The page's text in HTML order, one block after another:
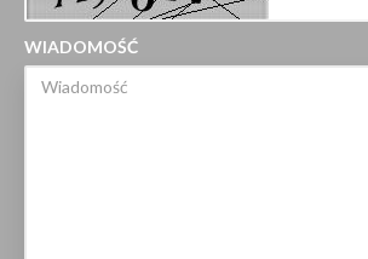
WIADOMOŚĆ